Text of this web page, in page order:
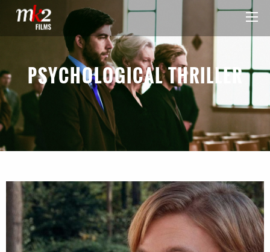
PSYCHOLOGICAL THRILLER